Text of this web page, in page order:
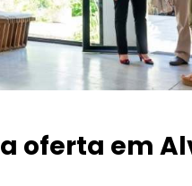
oferta em